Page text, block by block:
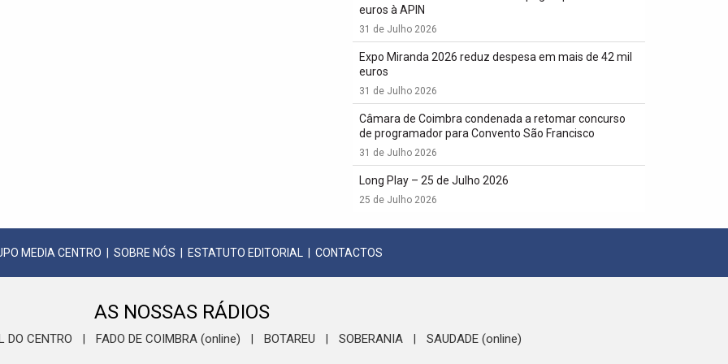
euros à APIN
31 de Julho 2026
Expo Miranda 2026 reduz despesa em mais de 42 mil
euros
31 de Julho 2026
Câmara de Coimbra condenada a retomar concurso
de programador para Convento São Francisco
31 de Julho 2026
Long Play – 25 de Julho 2026
25 de Julho 2026
MEDIA CENTRO SOBRE NÓS ESTATUTO EDITORIAL CONTACTOS
AS NOSSAS RÁDIOS
DO CENTRO FADO DE COIMBRA (online) BOTAREU SOBERANIA SAUDADE (online)